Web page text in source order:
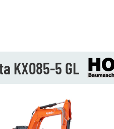
KX085-5 GL